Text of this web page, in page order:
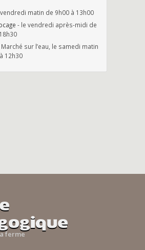
matin de 9h00 à 13h00
- le vendredi après-midi de
Marché sur l’eau, le samedi matin
12h30
ferme